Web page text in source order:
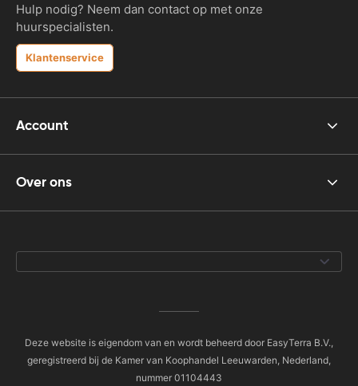
Hulp nodig? Neem dan contact op met onze
huurspecialisten.
Klantenservice
Account
Over ons
Deze website is eigendom van en wordt beheerd door EasyTerra B.V.,
geregistreerd bij de Kamer van Koophandel Leeuwarden, Nederland,
nummer 01104443